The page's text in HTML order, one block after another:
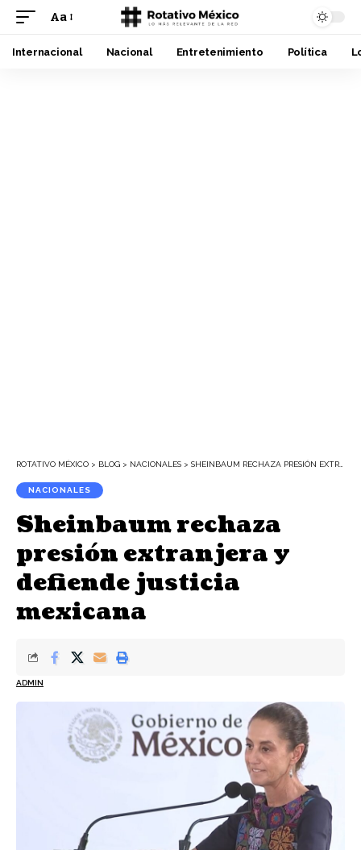
Font
Resizer
Aa
Internacional Nacional Entretenimiento Política
ROTATIVO MÉXICO > BLOG > NACIONALES > SHEINBAUM RECHAZA PRESIÓN EXTRANJERA Y DEFIENDE JUSTICIA MEXICANA
NACIONALES
Sheinbaum rechaza
presión extranjera y
defiende justicia
mexicana
ADMIN